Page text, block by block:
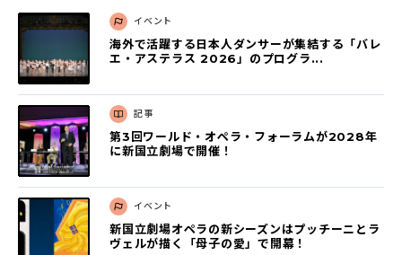
イベント
海外で活躍する日本人ダンサーが集結する「バレ
エ・アステラス 2026」のプログラ...
記事
第3回ワールド・オペラ・フォーラムが2028年
に新国立劇場で開催！
イベント
新国立劇場オペラの新シーズンはプッチーニとラ
ヴェルが描く「母子の愛」で開幕！